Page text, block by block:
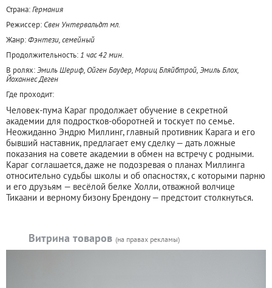
Страна:Германия
Режиссер: Свен Унтервальдт мл.
Жанр:Фэнтези, семейный
Продолжительность: 1 час 42 мин.
В ролях:Эмиль Шериф, Ойген Баудер, Мориц Бляйбтрой, Эмиль Блох,
Йоханнес Деген
Где проходит:
Человек-пума Караг продолжает обучение в секретной
академии для подростков-оборотней и тоскует по семье.
Неожиданно Эндрю Миллинг, главный противник Карага и его
бывший наставник, предлагает ему сделку — дать ложные
показания на совете академии в обмен на встречу с родными.
Караг соглашается, даже не подозревая о планах Миллинга
относительно судьбы школы и об опасностях, с которыми парню
и его друзьям — весёлой белке Холли, отважной волчице
Тикаани и верному бизону Брендону — предстоит столкнуться.
Витрина товаров (на правах рекламы)